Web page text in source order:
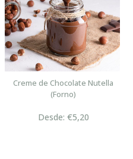
Creme de Chocolate Nutella
(Forno)
Desde: €5,20